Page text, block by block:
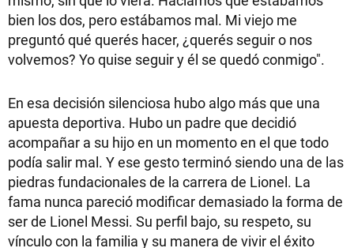
bien los dos, pero estábamos mal. Mi viejo me
preguntó qué querés hacer, ¿querés seguir o nos
volvemos? Yo quise seguir y él se quedó conmigo".
En esa decisión silenciosa hubo algo más que una
apuesta deportiva. Hubo un padre que decidió
acompañar a su hijo en un momento en el que todo
podía salir mal. Y ese gesto terminó siendo una de las
piedras fundacionales de la carrera de Lionel. La
fama nunca pareció modificar demasiado la forma de
ser de Lionel Messi. Su perfil bajo, su respeto, su
vínculo con la familia y su manera de vivir el éxito